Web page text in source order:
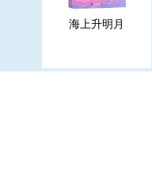
海上升明月